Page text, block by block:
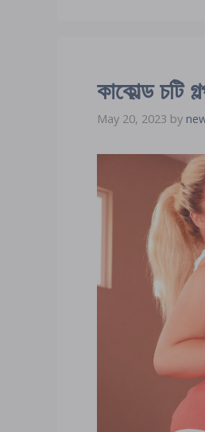
কাকোল্ড চটি
May 20, 2023 by